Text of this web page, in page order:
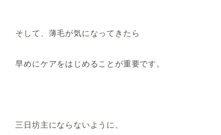
そして、 薄毛が気になってきたら
早めにケアをはじめることが重要です。
三日坊主にならないように、